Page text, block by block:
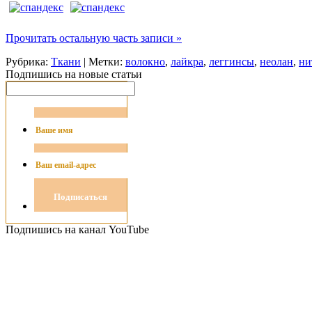
Прочитать остальную часть записи »
Рубрика: Ткани | Метки: волокно, лайкра, леггинсы, неолан,
Подпишись на новые статьи
Подпишись на канал YouTube